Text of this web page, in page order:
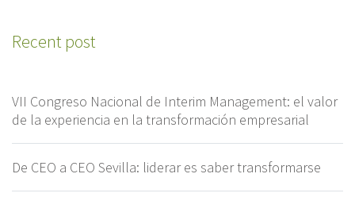
Recent post
VII Congreso Nacional de Interim Management: el valor
de la experiencia en la transformación empresarial
De CEO a CEO Sevilla: liderar es saber transformarse